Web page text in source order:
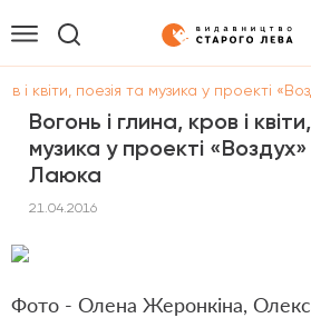
і квіти, поезія та музика у проекті
Вогонь і глина, кров і
музика у проекті
Лаюка
21.04.2016
Фото - Олена Жеронкіна,